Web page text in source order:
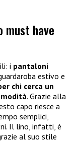
must have
i pantaloni
estivo e
chi cerca un
. Grazie alla
capo riesce a
semplici,
Il lino, infatti, è
al suo stile